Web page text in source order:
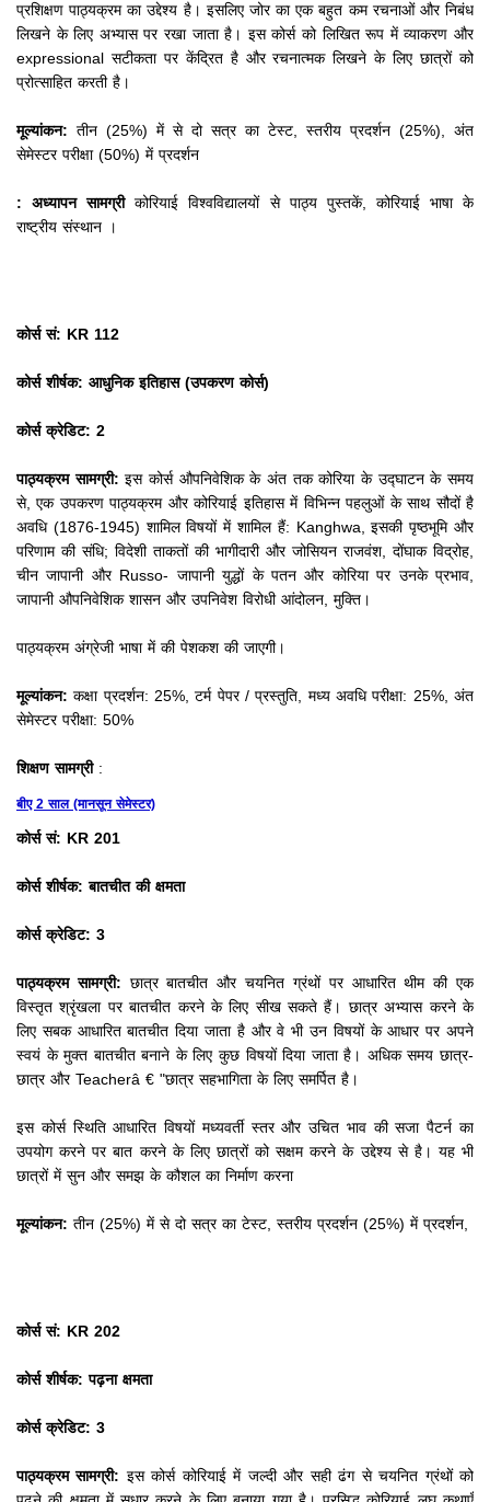
प्रशिक्षण पाठ्यक्रम का उद्देश्य है। इसलिए जोर का एक बहुत कम रचनाओं और निबंध
लिखने के लिए अभ्यास पर रखा जाता है। इस कोर्स को लिखित रूप में व्याकरण और
expressional सटीकता पर केंद्रित है और रचनात्मक लिखने के लिए छात्रों को
प्रोत्साहित करती है।
मूल्यांकन: तीन (25%) में से दो सत्र का टेस्ट, स्तरीय प्रदर्शन (25%), अंत
सेमेस्टर परीक्षा (50%) में प्रदर्शन
: अध्यापन सामग्रीकोरियाई विश्वविद्यालयों से पाठ्य पुस्तकें, कोरियाई भाषा के
राष्ट्रीय संस्थान ।
कोर्स सं: KR 112
कोर्स शीर्षक: आधुनिक इतिहास (उपकरण कोर्स)
कोर्स क्रेडिट: 2
पाठ्यक्रम सामग्री: इस कोर्स औपनिवेशिक के अंत तक कोरिया के उद्घाटन के समय
से, एक उपकरण पाठ्यक्रम और कोरियाई इतिहास में विभिन्न पहलुओं के साथ सौदों है
अवधि (1876-1945) शामिल विषयों में शामिल हैं: Kanghwa, इसकी पृष्ठभूमि और
परिणाम की संधि; विदेशी ताकतों की भागीदारी और जोसियन राजवंश, दोंघाक विद्रोह,
चीन जापानी और Russo- जापानी युद्धों के पतन और कोरिया पर उनके प्रभाव,
जापानी औपनिवेशिक शासन और उपनिवेश विरोधी आंदोलन, मुक्ति।
पाठ्यक्रम अंग्रेजी भाषा में की पेशकश की जाएगी।
मूल्यांकन: कक्षा प्रदर्शन: 25%, टर्म पेपर / प्रस्तुति, मध्य अवधि परीक्षा: 25%, अंत
सेमेस्टर परीक्षा: 50%
शिक्षण सामग्री:
बीए 2 साल (मानसून सेमेस्टर)
कोर्स सं: KR 201
कोर्स शीर्षक: बातचीत की क्षमता
कोर्स क्रेडिट: 3
पाठ्यक्रम सामग्री: छात्र बातचीत और चयनित ग्रंथों पर आधारित थीम की एक
विस्तृत श्रृंखला पर बातचीत करने के लिए सीख सकते हैं। छात्र अभ्यास करने के
लिए सबक आधारित बातचीत दिया जाता है और वे भी उन विषयों के आधार पर अपने
स्वयं के मुक्त बातचीत बनाने के लिए कुछ विषयों दिया जाता है। अधिक समय छात्र-
छात्र और Teacherâ € "छात्र सहभागिता के लिए समर्पित है।
इस कोर्स स्थिति आधारित विषयों मध्यवर्ती स्तर और उचित भाव की सजा पैटर्न का
उपयोग करने पर बात करने के लिए छात्रों को सक्षम करने के उद्देश्य से है। यह भी
छात्रों में सुन और समझ के कौशल का निर्माण करना
मूल्यांकन: तीन (25%) में से दो सत्र का टेस्ट, स्तरीय प्रदर्शन (25%) में प्रदर्शन,
कोर्स सं: KR 202
कोर्स शीर्षक: पढ़ना क्षमता
कोर्स क्रेडिट: 3
पाठ्यक्रम सामग्री: इस कोर्स कोरियाई में जल्दी और सही ढंग से चयनित ग्रंथों को